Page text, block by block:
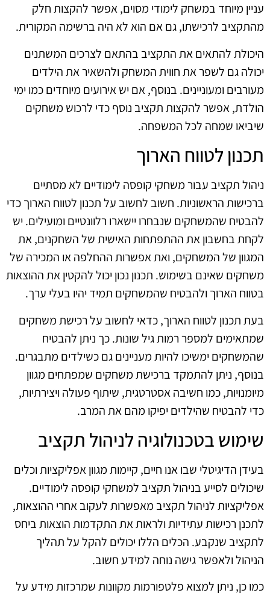
עניין מיוחד במשחק לימודי מסוים, אפשר להקצות חלק
מהתקציב לרכישתו, גם אם הוא לא היה ברשימה המקורית.
היכולת להתאים את התקציב בהתאם לצרכים המשתנים
יכולה גם לשפר את חווית המשחק ולהשאיר את הילדים
מעורבים ומעוניינים. בנוסף, אם יש אירועים מיוחדים כמו ימי
הולדת, אפשר להקצות תקציב נוסף כדי לרכוש משחקים
שיביאו שמחה לכל המשפחה.
תכנון לטווח הארוך
ניהול תקציב עבור משחקי קופסה לימודיים לא מסתיים
ברכישות הראשוניות. חשוב לחשוב על תכנון לטווח הארוך כדי
להבטיח שהמשחקים שנבחרו יישארו רלוונטיים ומועילים. יש
לקחת בחשבון את ההתפתחות האישית של השחקנים, את
המגוון של המשחקים, ואת אפשרות ההחלפה או המכירה של
משחקים שאינם בשימוש. תכנון נכון יכול להקטין את ההוצאות
בטווח הארוך ולהבטיח שהמשחקים תמיד יהיו בעלי ערך.
בעת תכנון לטווח הארוך, כדאי לחשוב על רכישת משחקים
שמתאימים למספר רמות גיל שונות. כך ניתן להבטיח
שהמשחקים ימשיכו להיות מעניינים גם כשילדים מתבגרים.
בנוסף, ניתן להתמקד ברכישת משחקים שמפתחים מגוון
מיומנויות, כמו חשיבה אסטרטגית, שיתוף פעולה ויצירתיות,
כדי להבטיח שהילדים יפיקו מהם את המרב.
שימוש בטכנולוגיה לניהול תקציב
בעידן הדיגיטלי שבו אנו חיים, קיימות מגוון אפליקציות וכלים
שיכולים לסייע בניהול תקציב למשחקי קופסה לימודיים.
אפליקציות לניהול תקציב מאפשרות לעקוב אחרי ההוצאות,
לתכנן רכישות עתידיות ולראות את התקדמות הוצאות ביחס
לתקציב שנקבע. הכלים הללו יכולים להקל על תהליך
הניהול ולאפשר גישה נוחה למידע חשוב.
כמו כן, ניתן למצוא פלטפורמות מקוונות שמרכזות מידע על